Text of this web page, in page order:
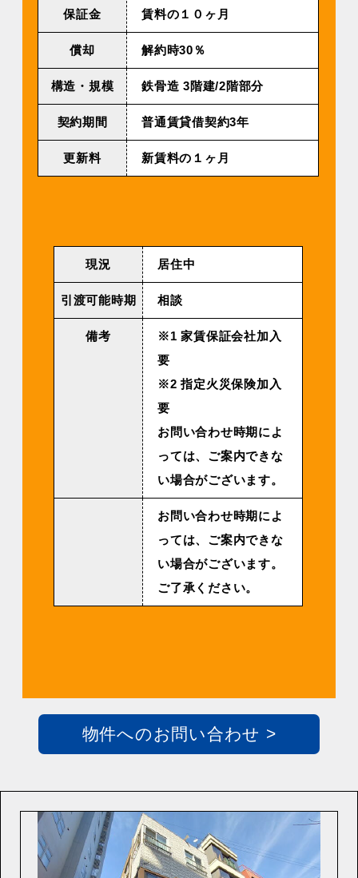
保証金 賃料の１０ヶ月
償却 解約時30％
構造・規模 鉄⾻造 3階建/2階部分
契約期間 普通賃貸借契約3年
更新料 新賃料の１ヶ月
現況 居住中
引渡可能時期 相談
備考
※1 家賃保証会社加入
要
※2 指定火災保険加入
要
お問い合わせ時期によ
っては、ご案内できな
い場合がございます。
お問い合わせ時期によ
っては、ご案内できな
い場合がございます。
ご了承ください。
物件へのお問い合わせ >